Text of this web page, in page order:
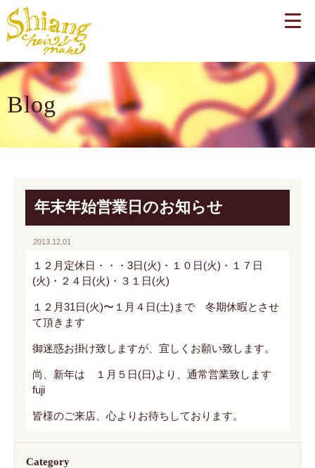
Blog
年末年始営業日のお知らせ
2013.12.01
１２月定休日・・・3日(火)・１０日(火)・１７日
(火)・２４日(火)・３１日(火)
１２月31日(火)〜１月４日(土)まで 冬期休暇とさせ
て頂きます
御迷惑お掛け致しますが、宜しくお願い致します。
尚、新年は １月５日(日)より、通常営業致します
fuji
皆様のご来店、心よりお待ちしております。
Category